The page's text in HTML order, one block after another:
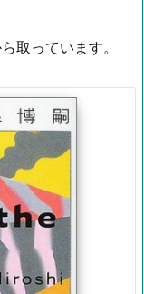
取っています。